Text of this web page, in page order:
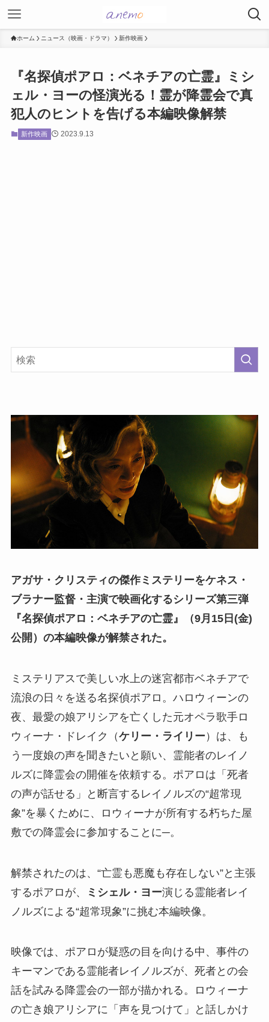
ホーム ニュース（映画・ドラマ） 新作映画
『名探偵ポアロ：ベネチアの亡霊』ミシ
ェル・ヨーの怪演光る！霊が降霊会で真
犯人のヒントを告げる本編映像解禁
新作映画 2023.9.13
アガサ・クリスティの傑作ミステリーをケネス・
ブラナー監督・主演で映画化するシリーズ第三弾
『名探偵ポアロ：ベネチアの亡霊』（9月15日(金)
公開）の本編映像が解禁された。
ミステリアスで美しい水上の迷宮都市ベネチアで
流浪の日々を送る名探偵ポアロ。ハロウィーンの
夜、最愛の娘アリシアを亡くした元オペラ歌手ロ
ウィーナ・ドレイク（ケリー・ライリー ）は、も
う一度娘の声を聞きたいと願い、霊能者のレイノ
ルズに降霊会の開催を依頼する。ポアロは「死者
の声が話せる」と断言するレイノルズの“超常現
象”を暴くために、ロウィーナが所有する朽ちた屋
敷での降霊会に参加することに─。
解禁されたのは、“亡霊も悪魔も存在しない”と主張
するポアロが、
ミシェル・ヨー演じる霊能者レイ
ノルズによる“超常現象”に挑む本編映像。
映像では、ポアロが疑惑の目を向ける中、事件の
キーマンである霊能者レイノルズが、死者との会
話を試みる降霊会の一部が描かれる。ロウィーナ
の亡き娘アリシアに「声を見つけて」と話しかけ